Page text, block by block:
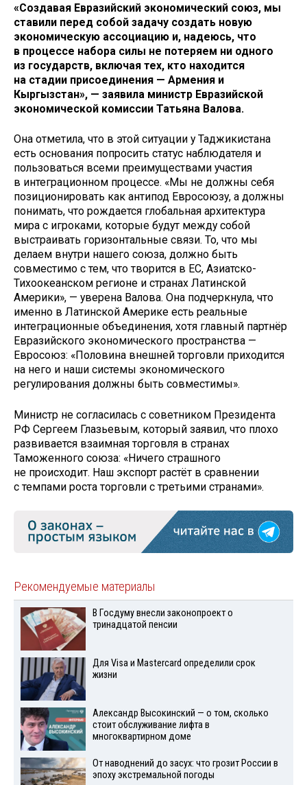
«Создавая Евразийский экономический союз, мы
ставили перед собой задачу создать новую
экономическую ассоциацию и, надеюсь, что
в процессе набора силы не потеряем ни одного
из государств, включая тех, кто находится
на стадии присоединения — Армения и
Кыргызстан», — заявила министр Евразийской
экономической комиссии Татьяна Валова.
Она отметила, что в этой ситуации у Таджикистана
есть основания попросить статус наблюдателя и
пользоваться всеми преимуществами участия
в интеграционном процессе. «Мы не должны себя
позиционировать как антипод Евросоюзу, а должны
понимать, что рождается глобальная архитектура
мира с игроками, которые будут между собой
выстраивать горизонтальные связи. То, что мы
делаем внутри нашего союза, должно быть
совместимо с тем, что творится в ЕС, Азиатско-
Тихоокеанском регионе и странах Латинской
Америки», — уверена Валова. Она подчеркнула, что
именно в Латинской Америке есть реальные
интеграционные объединения, хотя главный партнёр
Евразийского экономического пространства —
Евросоюз: «Половина внешней торговли приходится
на него и наши системы экономического
регулирования должны быть совместимы».
Министр не согласилась с советником Президента
РФ Сергеем Глазьевым, который заявил, что плохо
развивается взаимная торговля в странах
Таможенного союза: «Ничего страшного
не происходит. Наш экспорт растёт в сравнении
с темпами роста торговли с третьими странами».
Рекомендуемые материалы
В Госдуму внесли законопроект о
тринадцатой пенсии
Для Visа и Mastercard определили срок
жизни
Александр Высокинский — о том, сколько
стоит обслуживание лифта в
многоквартирном доме
От наводнений до засух: что грозит России в
эпоху экстремальной погоды